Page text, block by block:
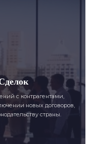
с контрагентами,
новых договоров,
страны.